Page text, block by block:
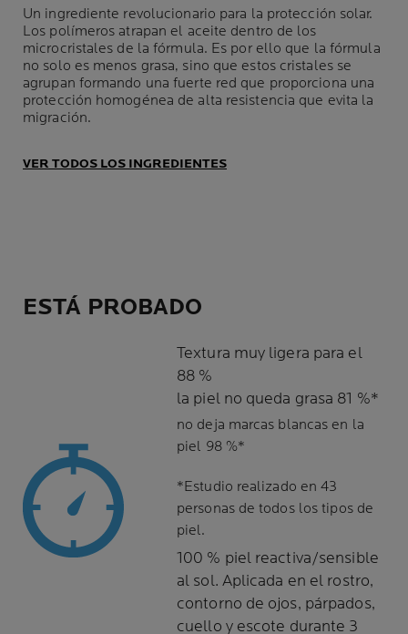
Un ingrediente revolucionario para la protección solar.
Los polímeros atrapan el aceite dentro de los
microcristales de la fórmula. Es por ello que la fórmula
no solo es menos grasa, sino que estos cristales se
agrupan formando una fuerte red que proporciona una
protección homogénea de alta resistencia que evita la
migración.
VER TODOS LOS INGREDIENTES
ESTÁ PROBADO
Textura muy ligera para el
88 %
la piel no queda grasa 81 %*
no deja marcas blancas en la
piel 98 %*
*Estudio realizado en 43
personas de todos los tipos de
piel.
100 % piel reactiva/sensible
al sol. Aplicada en el rostro,
contorno de ojos, párpados,
cuello y escote durante 3